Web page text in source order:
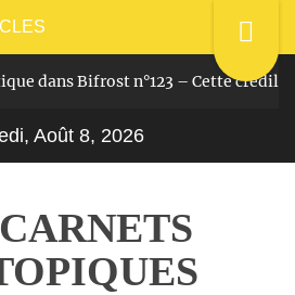
dans Bifrost n°123 – Cette crédille
Août 8, 2026